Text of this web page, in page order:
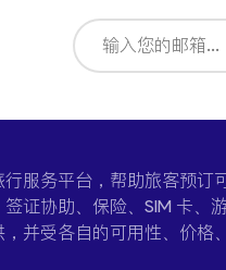
服务平台，帮助旅客预订
证协助、保险、SIM 卡、
并受各自的可用性、价格